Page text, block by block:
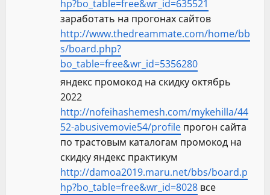
hp?bo_table=free&wr_id=635521
заработать на прогонах сайтов
http://www.thedreammate.com/home/bb
s/board.php?
bo_table=free&wr_id=5356280
яндекс промокод на скидку октябрь
2022
http://nofeihashemesh.com/mykehilla/44
52-abusivemovie54/profile прогон сайта
по трастовым каталогам промокод на
скидку яндекс практикум
http://damoa2019.maru.net/bbs/board.p
hp?bo_table=free&wr_id=8028 все